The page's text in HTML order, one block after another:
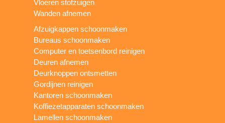
Vloeren stofzuigen
Wanden afnemen
Afzuigkappen schoonmaken
Bureaus schoonmaken
Computer en toetsenbord reinigen
Deuren afnemen
Deurknoppen ontsmetten
Gordijnen reinigen
Kantoren schoonmaken
Koffiezetapparaten schoonmaken
Lamellen schoonmaken